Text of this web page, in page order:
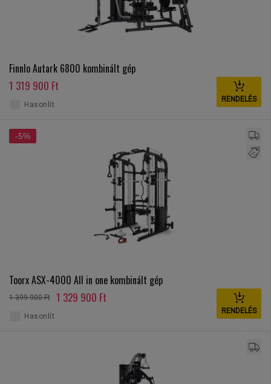
Finnlo Autark 6800 kombinált gép
1 319 900 Ft
RENDELÉS
Hasonlít
-5%
Toorx ASX-4000 All in one kombinált gép
1 399 900 Ft 1 329 900 Ft
RENDELÉS
Hasonlít